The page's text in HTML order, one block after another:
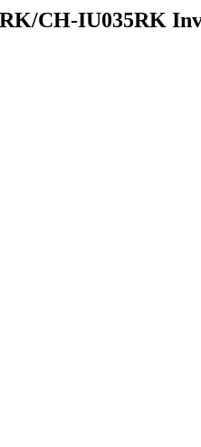
CH-IU035RK